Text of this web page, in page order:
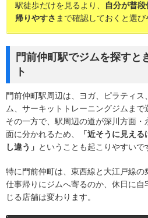
駅徒歩だけを見るより、
自分が普
帰りやすさ まで確認しておくと選び
門前仲町駅でジムを探すと
ト
門前仲町駅周辺は、ヨガ、ピラティ
ム、サーキットトレーニングジムまで
その一方で、駅周辺の道が深川方面
面に分かれるため、
「近そうに見え
し違う」 ということも起こりやすいで
特に門前仲町は、東西線と大江戸線の
仕事帰りにジムへ寄るのか、休日に
じる店舗は変わります。